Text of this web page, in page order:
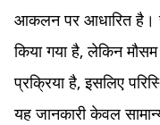
आकलन पर आधारित है।
किया गया है, लेकिन
प्रक्रिया है, इसलिए
यह जानकारी केवल